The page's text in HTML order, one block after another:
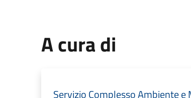
A cura di
Servizio Complesso Ambiente